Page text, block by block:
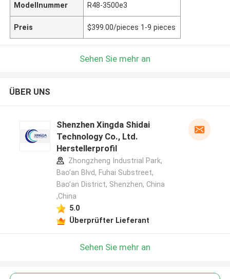
Modellnummer R48-3500e3
Preis $399.00/pieces 1-9 pieces
Sehen Sie mehr an
ÜBER UNS
Shenzhen Xingda Shidai
Technology Co., Ltd.
Herstellerprofil
Zhongzheng Industrial Park,
Bao’an Blvd, Fuhai Substreet,
Bao’an District, Shenzhen, China
,China
5.0
Überprüfter Lieferant
Sehen Sie mehr an